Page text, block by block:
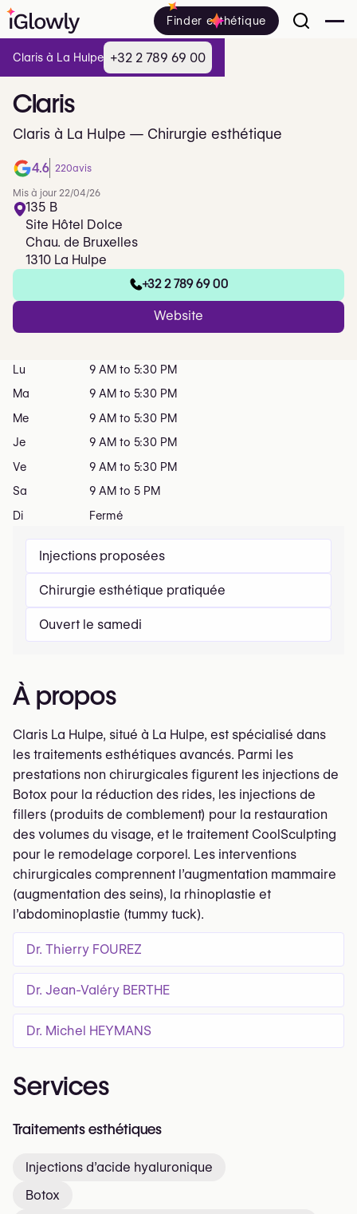
Finder esthétique
Claris
Claris à La Hulpe — Chirurgie esthétique
4.6 220avis
Mis à jour 22/04/26
135 B
Site Hôtel Dolce
Chau. de Bruxelles
1310 La Hulpe
+32 2 789 69 00
Website
Injections proposées
Chirurgie esthétique pratiquée
Ouvert le samedi
À propos
Claris La Hulpe, situé à La Hulpe, est spécialisé dans
les traitements esthétiques avancés. Parmi les
prestations non chirurgicales figurent les injections de
Botox pour la réduction des rides, les injections de
fillers (produits de comblement) pour la restauration
des volumes du visage, et le traitement CoolSculpting
pour le remodelage corporel. Les interventions
chirurgicales comprennent l’augmentation mammaire
(augmentation des seins), la rhinoplastie et
l’abdominoplastie (tummy tuck).
Dr. Thierry FOUREZ
Dr. Jean-Valéry BERTHE
Dr. Michel HEYMANS
Services
Traitements esthétiques
Injections d’acide hyaluronique
Botox
Lu
9 AM to 5:30 PM
Ma
9 AM to 5:30 PM
Me
9 AM to 5:30 PM
Je
9 AM to 5:30 PM
Ve
9 AM to 5:30 PM
Sa
9 AM to 5 PM
Di
Fermé
Claris à La Hulpe +32 2 789 69 00